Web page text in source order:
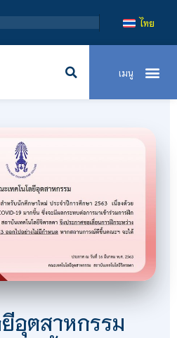
สถาบัน
ไทย
อุตสาหกรรม